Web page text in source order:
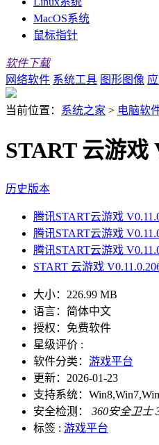
MacOS系统
鼠标指针
软件下载
网络软件 系统工具 图形图像
当前位置： 系统之家 > 电脑软
START 云游戏
历史版本
腾讯START云游戏
腾讯START云游戏
腾讯START云游戏
START 云游戏
大小： 226.99 MB
语言： 简体中文
授权： 免费软件
星级评价 :
软件分类： 游戏平台
更新： 2026-01-23
支持系统：
安全检测：
360安全卫士
标签 : 游戏平台